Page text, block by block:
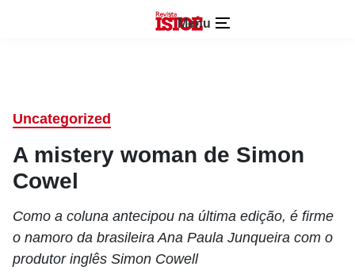
Menu
Uncategorized
A mistery woman de ­Simon
Cowel
Como a coluna antecipou na última edição, é firme
o namoro da brasileira Ana Paula Junqueira com o
produtor inglês Simon Cowell